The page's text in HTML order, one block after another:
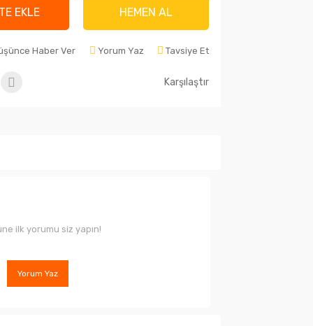
EKLE HEMEN AL
Haber Ver Yorum Yaz Tavsiye Et
Karşılaştır
ilk yorumu siz yapın!
Yorum Yaz